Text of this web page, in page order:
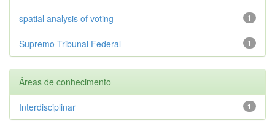
1
spatial analysis of voting
1
Supremo Tribunal Federal
Áreas de conhecimento
1
Interdisciplinar